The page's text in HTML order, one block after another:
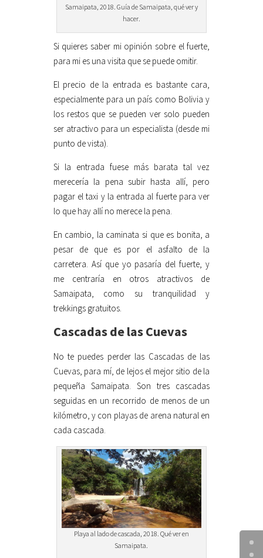
Samaipata, 2018. Guía de Samaipata, qué ver y
hacer.
Si quieres saber mi opinión sobre el fuerte,
para mi es una visita que se puede omitir.
El precio de la entrada es bastante cara,
especialmente para un país como Bolivia y
los restos que se pueden ver solo pueden
ser atractivo para un especialista (desde mi
punto de vista).
Si la entrada fuese más barata tal vez
merecería la pena subir hasta allí, pero
pagar el taxi y la entrada al fuerte para ver
lo que hay allí no merece la pena.
En cambio, la caminata si que es bonita, a
pesar de que es por el asfalto de la
carretera. Así que yo pasaría del fuerte, y
me centraría en otros atractivos de
Samaipata, como su tranquilidad y
trekkings gratuitos.
Cascadas de las Cuevas
No te puedes perder las Cascadas de las
Cuevas, para mí, de lejos el mejor sitio de la
pequeña Samaipata. Son tres cascadas
seguidas en un recorrido de menos de un
kilómetro, y con playas de arena natural en
cada cascada.
Playa al lado de cascada, 2018. Qué ver en
Samaipata.